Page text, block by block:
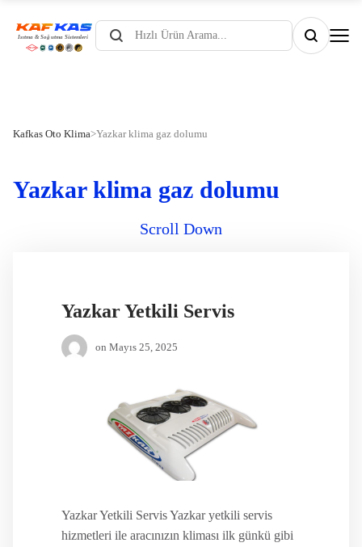
Products
search
Kafkas Oto Klima>Yazkar klima gaz dolumu
Yazkar klima gaz dolumu
Scroll Down
Yazkar Yetkili Servis
on Mayıs 25, 2025
Yazkar Yetkili Servis Yazkar yetkili servis
hizmetleri ile aracınızın kliması ilk günkü gibi